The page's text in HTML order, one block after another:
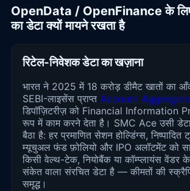
OpenData / OpenFinance के
का डेटा क्यों मायने रखता है
रिटेल-निवेशक डेटा का खज़ाना
भारत ने 2025 में 18 करोड़ डीमैट खातों का
SEBI-लाइसेंस प्राप्त Account
डिपॉज़िटरीज़ को Financial Information
रूप में काम करने देता है। SMC Ace उसी
बैठा है: हर प्रमाणित सेशन होल्डिंग्स,
म्यूचुअल फंड फ़ोलियो और IPO अलॉटमेंट को
किसी वेल्थ-टेक, नियोबैंक या कॉम्प्लायंस वेंडर
संकेत वाला संरचित डेटा है — कीमतों की
समृद्ध।